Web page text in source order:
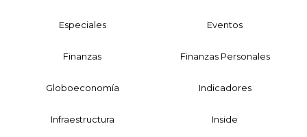
Especiales Eventos
Finanzas Finanzas Personales
Globoeconomía Indicadores
Infraestructura Inside